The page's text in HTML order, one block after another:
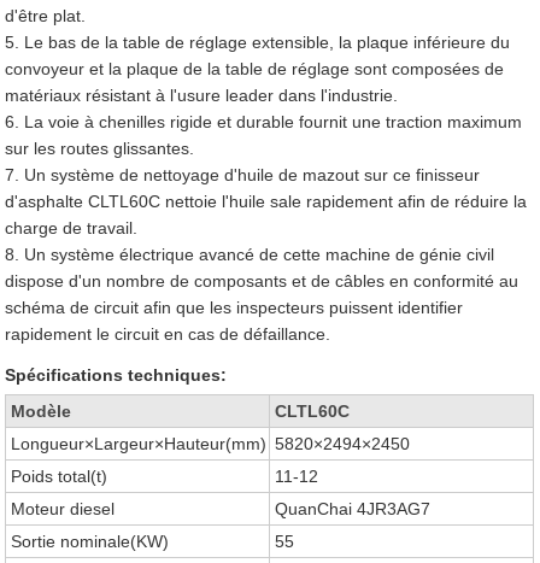
d'être plat.
5. Le bas de la table de réglage extensible, la plaque inférieure du
convoyeur et la plaque de la table de réglage sont composées de
matériaux résistant à l'usure leader dans l'industrie.
6. La voie à chenilles rigide et durable fournit une traction maximum
sur les routes glissantes.
7. Un système de nettoyage d'huile de mazout sur ce finisseur
d'asphalte CLTL60C nettoie l'huile sale rapidement afin de réduire la
charge de travail.
8. Un système électrique avancé de cette machine de génie civil
dispose d'un nombre de composants et de câbles en conformité au
schéma de circuit afin que les inspecteurs puissent identifier
rapidement le circuit en cas de défaillance.
Spécifications techniques:
Modèle
CLTL60C
Longueur×Largeur×Hauteur(mm) 5820×2494×2450
Poids total(t)
11-12
Moteur diesel
QuanChai 4JR3AG7
Sortie nominale(KW)
55